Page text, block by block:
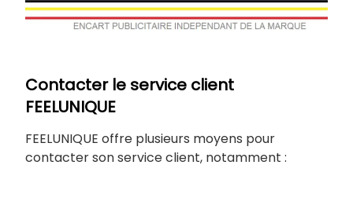
Contacter le service client
FEELUNIQUE
FEELUNIQUE offre plusieurs moyens pour
contacter son service client, notamment :